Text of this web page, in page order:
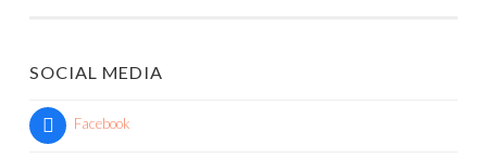
SOCIAL MEDIA
Facebook